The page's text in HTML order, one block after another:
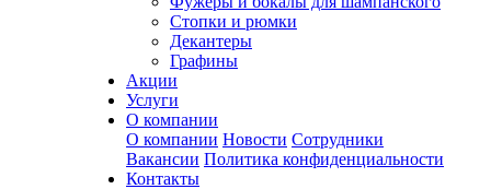
Стопки и рюмки
Декантеры
Графины
Акции
Услуги
О компании
О компании Новости Сотрудники
Вакансии Политика конфиденциальности
Контакты